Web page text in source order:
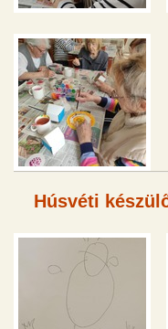
Húsvéti